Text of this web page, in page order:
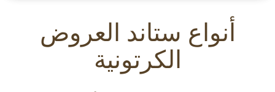
أنواع ستاند العروض
الكرتونية